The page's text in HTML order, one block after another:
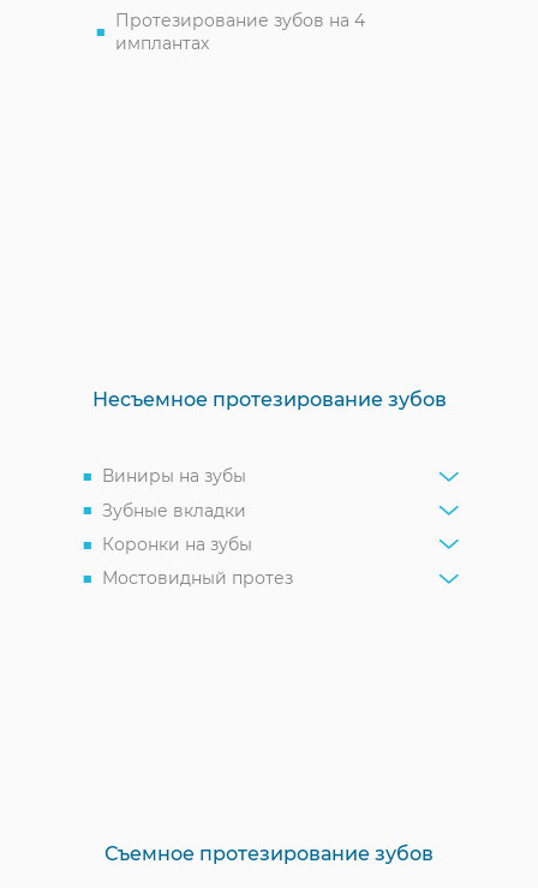
Протезирование зубов на 4
имплантах
Несъемное протезирование зубов
Виниры на зубы
Зубные вкладки
Коронки на зубы
Мостовидный протез
Съемное протезирование зубов